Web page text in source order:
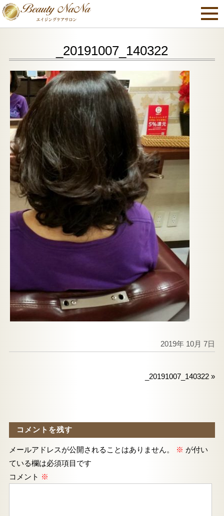
_20191007_140322
2019年 10月 7日
_20191007_140322 »
コメントを残す
メールアドレスが公開されることはありません。 ※ が付い
ている欄は必須項目です
コメント ※